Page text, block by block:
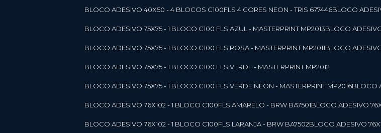
BLOCO ADESIVO 40X50 - 4 BLOCOS C100FLS 4 CORES NEON - TRIS 677446 BLOCO
BLOCO ADESIVO 75X75 - 1 BLOCO C100 FLS AZUL - MASTERPRINT MP2013 BLOCO
BLOCO ADESIVO 75X75 - 1 BLOCO C100 FLS ROSA - MASTERPRINT MP2011 BLOCO
BLOCO ADESIVO 75X75 - 1 BLOCO C100 FLS VERDE - MASTERPRINT MP2012
BLOCO ADESIVO 75X75 - 1 BLOCO C100 FLS VERDE NEON - MASTERPRINT MP2016
BLOCO ADESIVO 76X102 - 1 BLOCO C100FLS AMARELO - BRW BA7501 BLOCO ADESIVO
BLOCO ADESIVO 76X102 - 1 BLOCO C100FLS LARANJA - BRW BA7502 BLOCO ADESIVO